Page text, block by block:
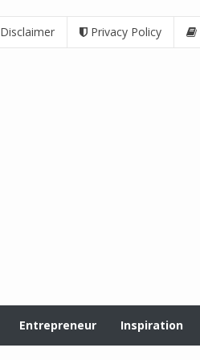
Disclaimer Privacy Policy
Entrepreneur Inspiration